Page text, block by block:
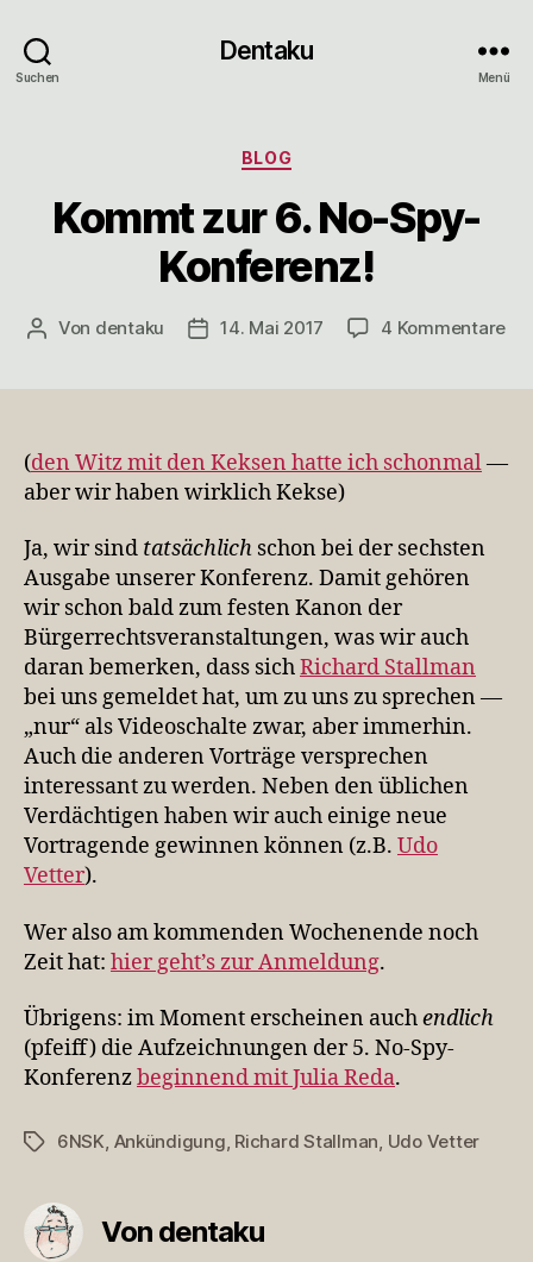
Suchen
Dentaku
Menü
Kategorien
BLOG
Kommt zur 6. No-Spy-
Konferenz!
Beitragsautor
Von dentaku Veröffentlichungsdatum
14. Mai 2017 4 Kommentarezu
(den Witz mit den Keksen hatte ich schonmal—
aber wir haben wirklich Kekse)
Ja, wir sind tatsächlich schon bei der sechsten
Ausgabe unserer Konferenz. Damit gehören
wir schon bald zum festen Kanon der
Bürgerrechtsveranstaltungen, was wir auch
daran bemerken, dass sichRichard Stallman
bei uns gemeldet hat, um zu uns zu sprechen —
„nur“ als Videoschalte zwar, aber immerhin.
Auch die anderen Vorträge versprechen
interessant zu werden. Neben den üblichen
Verdächtigen haben wir auch einige neue
Vortragende gewinnen können (z.B. Udo
Vetter).
Wer also am kommenden Wochenende noch
Zeit hat: hier geht’s zur Anmeldung.
Übrigens: im Moment erscheinen auchendlich
(pfeiff) die Aufzeichnungen der 5. No-Spy-
Konferenzbeginnend mit Julia Reda.
Schlagwörter
6NSK, Ankündigung, Richard Stallman, Udo Vetter
Von dentaku